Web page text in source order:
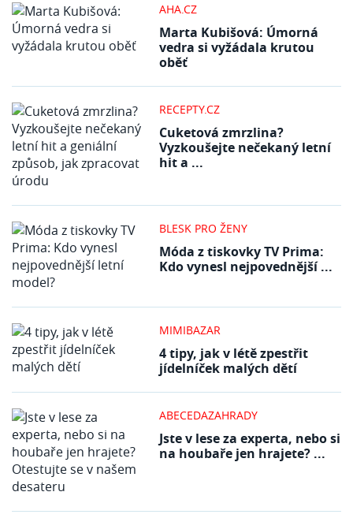
AHA.CZ
Marta Kubišová: Úmorná
vedra si vyžádala krutou
oběť
RECEPTY.CZ
Cuketová zmrzlina?
Vyzkoušejte nečekaný letní
hit a ...
BLESK PRO ŽENY
Móda z tiskovky TV Prima:
Kdo vynesl nejpovednější ...
MIMIBAZAR
4 tipy, jak v létě zpestřit
jídelníček malých dětí
ABECEDAZAHRADY
Jste v lese za experta, nebo si
na houbaře jen hrajete? ...